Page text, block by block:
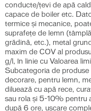
conducte/ţevi de apă
capace de boiler etc.
termice şi mecanice,
suprafeţe de lemn
grădină, etc.), metal
maxim de COV al
g/l, în linie cu Valoarea
Subcategoria de
decorare, pentru lemn,
diluează cu apă rece,
sau rola şi 5-10% pentru
după 6 ore, uscare